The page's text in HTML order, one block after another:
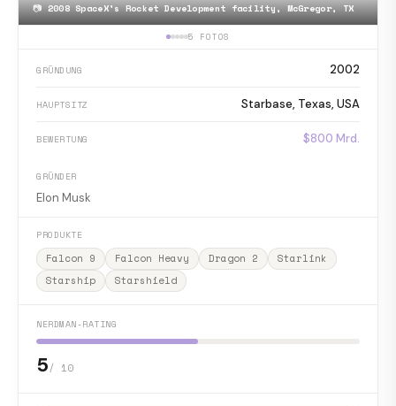
📷2008 SpaceX's Rocket Development facility, McGregor, TX
5 FOTOS
GRÜNDUNG 2002
HAUPTSITZ Starbase, Texas, USA
BEWERTUNG $800 Mrd.
GRÜNDER
Elon Musk
PRODUKTE
Falcon 9 Falcon Heavy Dragon 2
Starlink
Starship
Starshield
NERDMAN-RATING
5/ 10